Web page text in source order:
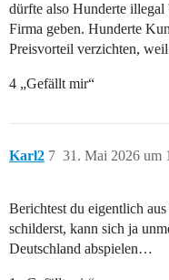
dürfte also Hunderte illegal
Firma geben. Hunderte
Preisvorteil verzichten,
4 „Gefällt mir“
Karl2 31. Mai 2026 um
7
Berichtest du eigentlich
schilderst, kann sich ja
Deutschland abspielen…